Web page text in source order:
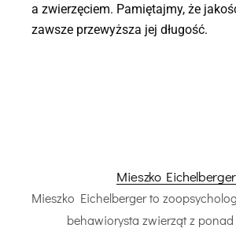
a zwierzęciem. Pamiętajmy, że
zawsze przewyższa jej długość.
Mieszko Eichelberger
Mieszko Eichelberger to
behawiorysta zwierząt z ponad